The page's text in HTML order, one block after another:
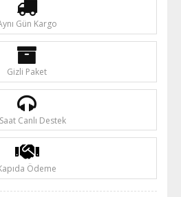
Gün Kargo
Gizli Paket
Canlı Destek
Ödeme